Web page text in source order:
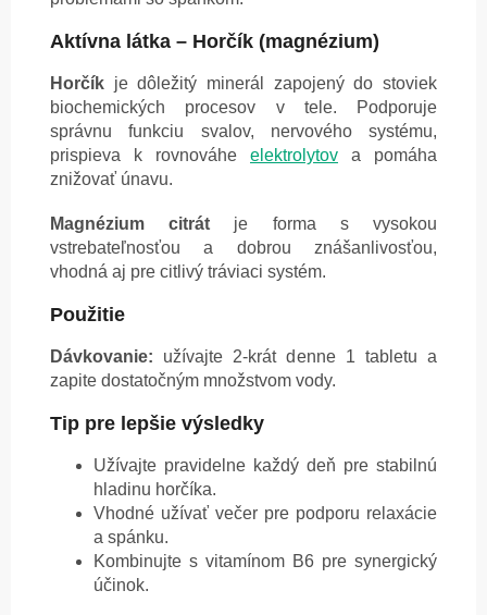
Aktívna látka – Horčík (magnézium)
Horčík je dôležitý minerál zapojený do stoviek
biochemických procesov v tele. Podporuje
správnu funkciu svalov, nervového systému,
prispieva k rovnováhe elektrolytov a pomáha
znižovať únavu.
Magnézium citrát je forma s vysokou
vstrebateľnosťou a dobrou znášanlivosťou,
vhodná aj pre citlivý tráviaci systém.
Použitie
Dávkovanie: užívajte 2-krát denne 1 tabletu a
zapite dostatočným množstvom vody.
Tip pre lepšie výsledky
Užívajte pravidelne každý deň pre stabilnú
hladinu horčíka.
Vhodné užívať večer pre podporu relaxácie
a spánku.
Kombinujte s vitamínom B6 pre synergický
účinok.